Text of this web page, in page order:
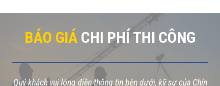
BÁO GIÁ CHI PHÍ THI CÔNG
Quý khách vui lòng điền thông tin bên dưới, kỹ sư của Chín